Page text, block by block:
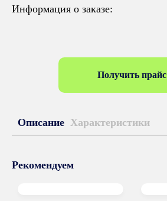
Информация о заказе:
Получить прайс
Описание Характеристики
Рекомендуем